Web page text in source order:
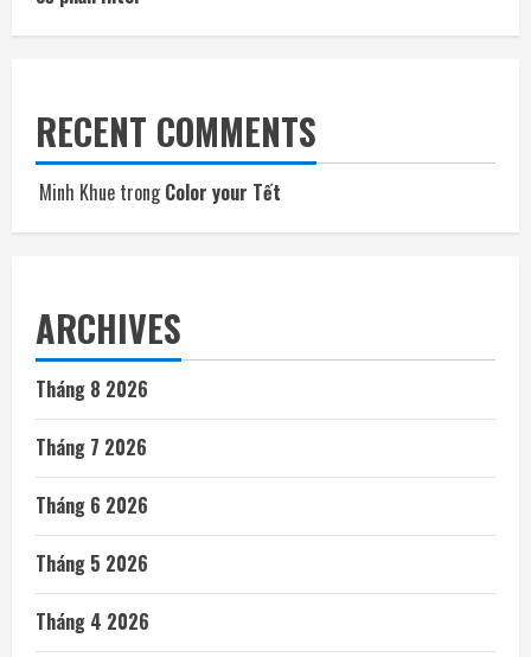
RECENT COMMENTS
Minh Khue trongColor your Tết
ARCHIVES
Tháng 8 2026
Tháng 7 2026
Tháng 6 2026
Tháng 5 2026
Tháng 4 2026